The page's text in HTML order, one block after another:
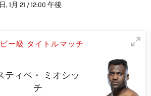
日, 1月 21 / 12:00 午後
ー級 タイトルマッチ
ティペ・
ミオシッ
チ